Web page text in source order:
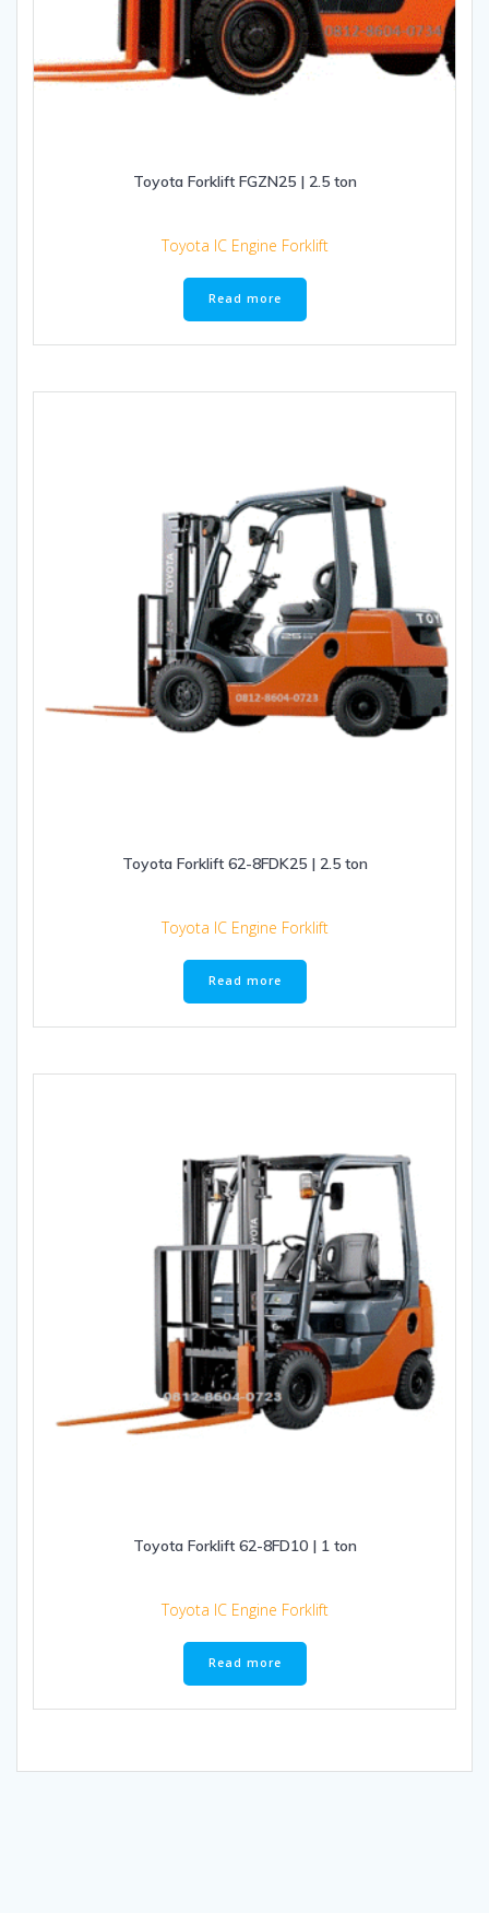
Toyota Forklift FGZN25 | 2.5 ton
Toyota IC Engine Forklift
Read more
Toyota Forklift 62-8FDK25 | 2.5 ton
Toyota IC Engine Forklift
Read more
Toyota Forklift 62-8FD10 | 1 ton
Toyota IC Engine Forklift
Read more